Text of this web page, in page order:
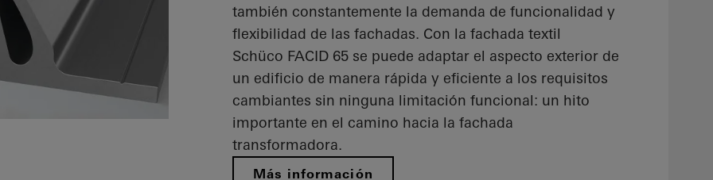
también constantemente la demanda de funcionalidad y
flexibilidad de las fachadas. Con la fachada textil
Schüco FACID 65 se puede adaptar el aspecto exterior de
un edificio de manera rápida y eficiente a los requisitos
cambiantes sin ninguna limitación funcional: un hito
importante en el camino hacia la fachada
transformadora.
Más información